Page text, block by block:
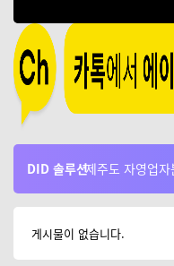
DID 솔루션
플레쉬플레이어 서비스 종료로 인한 시스템 걱정이 없는 AVPOP 솔루션
게시물이 없습니다.